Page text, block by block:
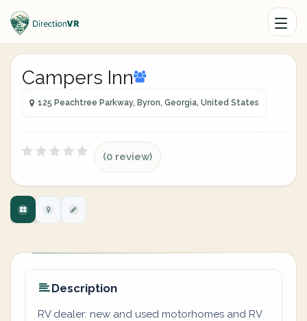
Campers Inn
125 Peachtree Parkway, Byron, Georgia, United States
(0 review)
Description
RV dealer: new and used motorhomes and RV